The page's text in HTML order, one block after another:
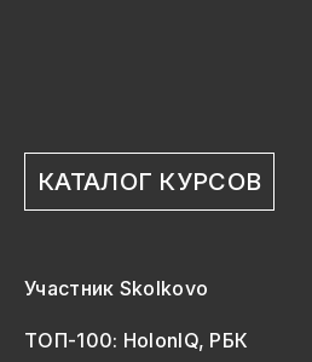
КАТАЛОГ КУРСОВ
Участник Skolkovo
ТОП-100: HolonIQ, РБК